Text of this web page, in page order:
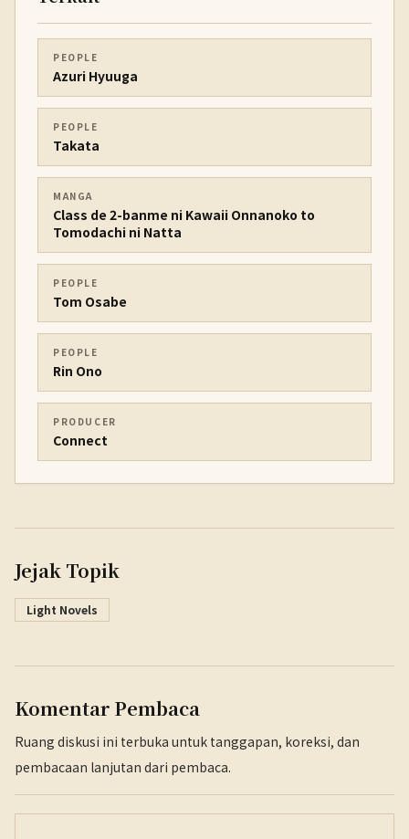
PEOPLE
Azuri Hyuuga
PEOPLE
Takata
MANGA
Class de 2-banme ni Kawaii Onnanoko to
Tomodachi ni Natta
PEOPLE
Tom Osabe
PEOPLE
Rin Ono
PRODUCER
Connect
Jejak Topik
Light Novels
Komentar Pembaca
Ruang diskusi ini terbuka untuk tanggapan, koreksi, dan
pembacaan lanjutan dari pembaca.